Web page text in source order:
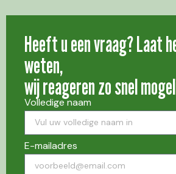
Heeft u een vraag? Laat
weten,
wij reageren zo snel
Volledige naam
E-mailadres